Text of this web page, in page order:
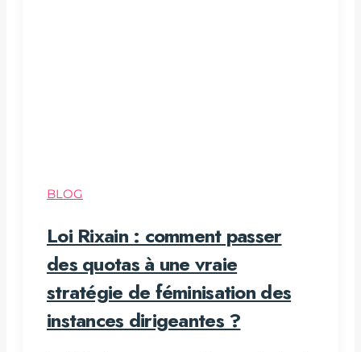
BLOG
Loi Rixain : comment passer
des quotas à une vraie
stratégie de féminisation des
instances dirigeantes ?